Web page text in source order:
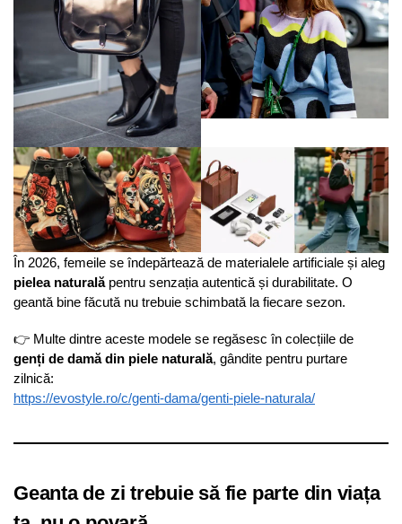
În 2026, femeile se îndepărtează de materialele artificiale și aleg
pielea naturalăpentru senzația autentică și durabilitate. O
geantă bine făcută nu trebuie schimbată la fiecare sezon.
👉 Multe dintre aceste modele se regăsesc în colecțiile de
genți de damă din piele naturală, gândite pentru purtare
zilnică:
https://evostyle.ro/c/genti-dama/genti-piele-naturala/
Geanta de zi trebuie să fie parte din viața